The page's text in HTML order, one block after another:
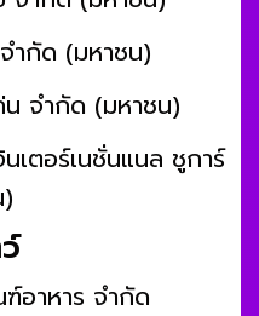
ำกัด (มหาชน)
จำกัด (มหาชน)
เตอร์เนชั่นแนล ชูการ์
อาหาร จำกัด